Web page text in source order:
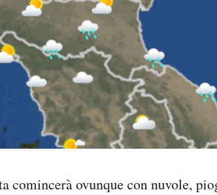
comincerà ovunque con nuvole,